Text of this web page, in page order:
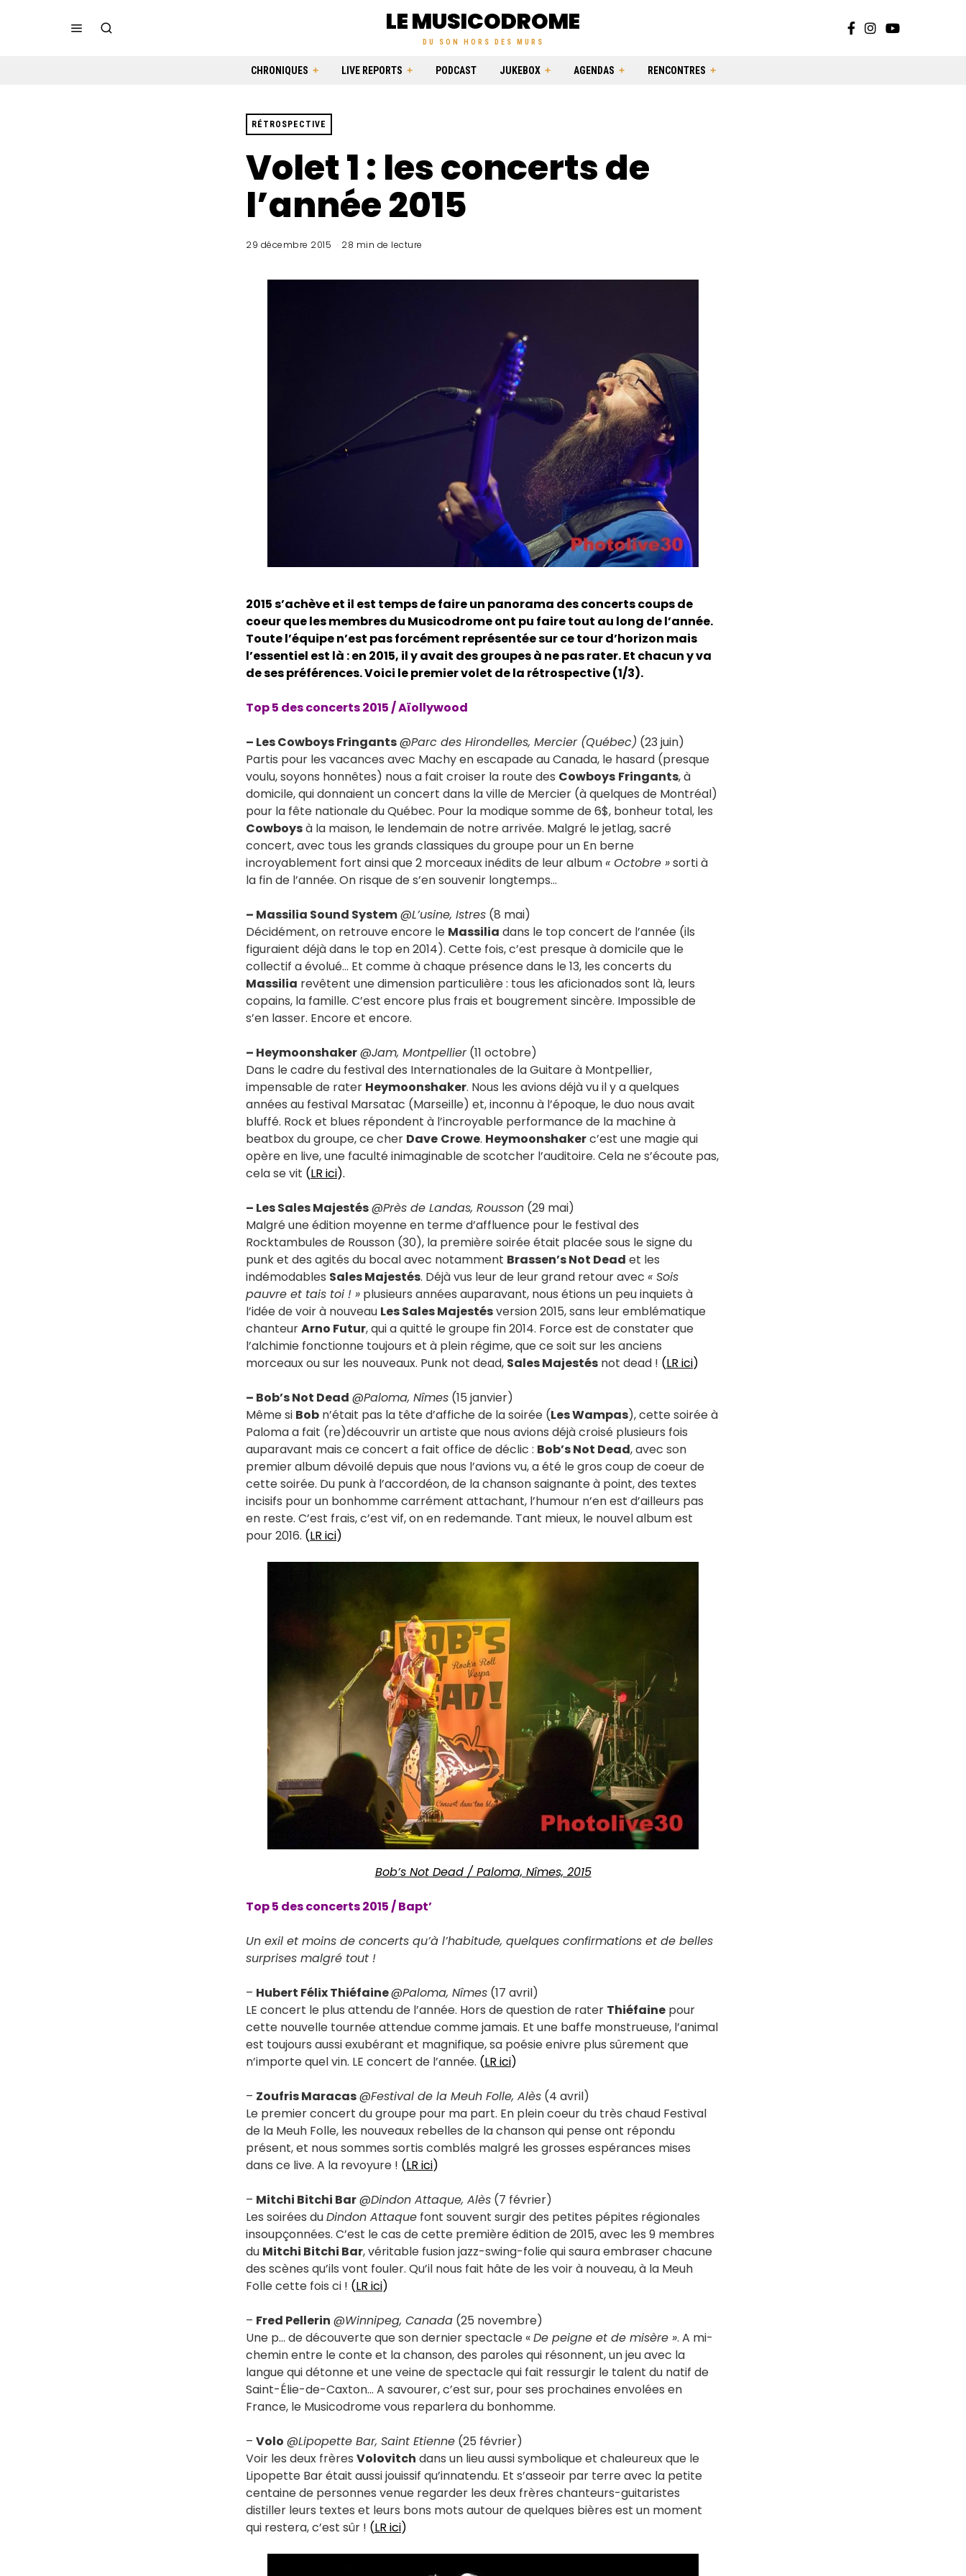
LE MUSICODROME
DU SON HORS DES MURS
CHRONIQUES LIVE REPORTS PODCAST JUKEBOX AGENDAS RENCONTRES
RÉTROSPECTIVE
Volet 1 : les concerts de
l’année 2015
29 décembre 2015 28 min de lecture
2015 s’achève et il est temps de faire un panorama des concerts coups de
coeur que les membres du Musicodrome ont pu faire tout au long de l’année.
Toute l’équipe n’est pas forcément représentée sur ce tour d’horizon mais
l’essentiel est là : en 2015, il y avait des groupes à ne pas rater. Et chacun y va
de ses préférences. Voici le premier volet de la rétrospective (1/3).
Top 5 des concerts 2015 / Aïollywood
– Les Cowboys Fringants@Parc des Hirondelles, Mercier (Québec) (23 juin)
Partis pour les vacances avec Machy en escapade au Canada, le hasard (presque
voulu, soyons honnêtes) nous a fait croiser la route des Cowboys Fringants, à
domicile, qui donnaient un concert dans la ville de Mercier (à quelques de Montréal)
pour la fête nationale du Québec. Pour la modique somme de 6$, bonheur total, les
Cowboysà la maison, le lendemain de notre arrivée. Malgré le jetlag, sacré
concert, avec tous les grands classiques du groupe pour un En berne
incroyablement fort ainsi que 2 morceaux inédits de leur album « Octobre »sorti à
la fin de l’année. On risque de s’en souvenir longtemps…
– Massilia Sound System@L’usine, Istres (8 mai)
Décidément, on retrouve encore le Massilia dans le top concert de l’année (ils
figuraient déjà dans le top en 2014). Cette fois, c’est presque à domicile que le
collectif a évolué… Et comme à chaque présence dans le 13, les concerts du
Massilia revêtent une dimension particulière : tous les aficionados sont là, leurs
copains, la famille. C’est encore plus frais et bougrement sincère. Impossible de
s’en lasser. Encore et encore.
– Heymoonshaker@Jam, Montpellier(11 octobre)
Dans le cadre du festival des Internationales de la Guitare à Montpellier,
impensable de rater Heymoonshaker. Nous les avions déjà vu il y a quelques
années au festival Marsatac (Marseille) et, inconnu à l’époque, le duo nous avait
bluffé. Rock et blues répondent à l’incroyable performance de la machine à
beatbox du groupe, ce cher Dave Crowe. Heymoonshakerc’est une magie qui
opère en live, une faculté inimaginable de scotcher l’auditoire. Cela ne s’écoute pas,
cela se vit (LR ici).
– Les Sales Majestés@Près de Landas, Rousson (29 mai)
Malgré une édition moyenne en terme d’affluence pour le festival des
Rocktambules de Rousson (30), la première soirée était placée sous le signe du
punk et des agités du bocal avec notamment Brassen’s Not Dead et les
indémodables Sales Majestés. Déjà vus leur de leur grand retour avec « Sois
pauvre et tais toi ! » plusieurs années auparavant, nous étions un peu inquiets à
l’idée de voir à nouveau Les Sales Majestésversion 2015, sans leur emblématique
chanteurArno Futur, qui a quitté le groupe fin 2014. Force est de constater que
l’alchimie fonctionne toujours et à plein régime, que ce soit sur les anciens
morceaux ou sur les nouveaux. Punk not dead, Sales Majestés not dead ! (LR ici)
– Bob’s Not Dead @Paloma, Nîmes (15 janvier)
Même si Bob n’était pas la tête d’affiche de la soirée (Les Wampas), cette soirée à
Paloma a fait (re)découvrir un artiste que nous avions déjà croisé plusieurs fois
auparavant mais ce concert a fait office de déclic : Bob’s Not Dead, avec son
premier album dévoilé depuis que nous l’avions vu, a été le gros coup de coeur de
cette soirée. Du punk à l’accordéon, de la chanson saignante à point, des textes
incisifs pour un bonhomme carrément attachant, l’humour n’en est d’ailleurs pas
en reste. C’est frais, c’est vif, on en redemande. Tant mieux, le nouvel album est
pour 2016. (LR ici)
Bob’s Not Dead / Paloma, Nîmes, 2015
Top 5 des concerts 2015 / Bapt’
Un exil et moins de concerts qu’à l’habitude, quelques confirmations et de belles
surprises malgré tout !
– Hubert Félix Thiéfaine@Paloma, Nîmes (17 avril)
LE concert le plus attendu de l’année. Hors de question de rater Thiéfaine pour
cette nouvelle tournée attendue comme jamais. Et une baffe monstrueuse, l’animal
est toujours aussi exubérant et magnifique, sa poésie enivre plus sûrement que
n’importe quel vin. LE concert de l’année. (LR ici)
– Zoufris Maracas@Festival de la Meuh Folle, Alès (4 avril)
Le premier concert du groupe pour ma part. En plein coeur du très chaud Festival
de la Meuh Folle, les nouveaux rebelles de la chanson qui pense ont répondu
présent, et nous sommes sortis comblés malgré les grosses espérances mises
dans ce live. A la revoyure ! (LR ici)
– Mitchi Bitchi Bar@Dindon Attaque, Alès (7 février)
Les soirées duDindon Attaque font souvent surgir des petites pépites régionales
insoupçonnées. C’est le cas de cette première édition de 2015, avec les 9 membres
du Mitchi Bitchi Bar, véritable fusion jazz-swing-folie qui saura embraser chacune
des scènes qu’ils vont fouler. Qu’il nous fait hâte de les voir à nouveau, à la Meuh
Folle cette fois ci ! (LR ici)
– Fred Pellerin @Winnipeg, Canada (25 novembre)
Une p… de découverte que son dernier spectacle «De peigne et de misère ». A mi-
chemin entre le conte et la chanson, des paroles qui résonnent, un jeu avec la
langue qui détonne et une veine de spectacle qui fait ressurgir le talent du natif de
Saint-Élie-de-Caxton… A savourer, c’est sur, pour ses prochaines envolées en
France, le Musicodrome vous reparlera du bonhomme.
– Volo @Lipopette Bar, Saint Etienne (25 février)
Voir les deux frères Volovitch dans un lieu aussi symbolique et chaleureux que le
Lipopette Bar était aussi jouissif qu’innatendu. Et s’asseoir par terre avec la petite
centaine de personnes venue regarder les deux frères chanteurs-guitaristes
distiller leurs textes et leurs bons mots autour de quelques bières est un moment
qui restera, c’est sûr ! (LR ici)